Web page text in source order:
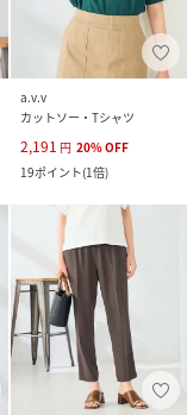
a.v.v
カットソー・Tシャツ
2,191 円 20%OFF
19ポイント(1倍)